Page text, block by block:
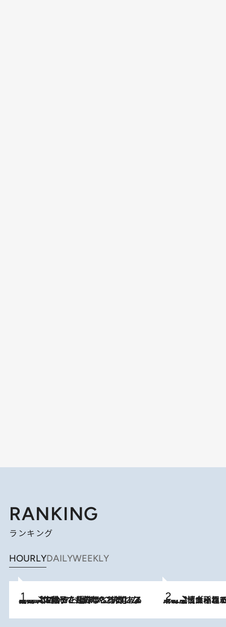
RANKING
ランキング
HOURLYDAILYWEEKLY
2026.8.5
【阿川佐和子さんの年とる力】なぜ70代で始めた趣味は“こんなに楽しい”のか？ ピアノ、俳句…スランプに陥っても続けられる“ある秘訣”とは 2026.8.5
下町風情あふれる台北屈指の人気エリア・大稲埕でセンスのいい台湾土産《ヴ